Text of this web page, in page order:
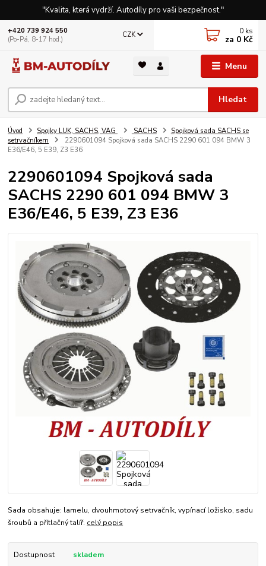
"Kvalita, která vydrží. Autodíly pro vaši bezpečnost."
Menu
CZK
Hledat
+420 739 924 550
(Po-Pá, 8-17 hod.)
0 ks
za 0 Kč
Úvod Spojky LUK, SACHS, VAG SACHS
Spojková sada SACHS se
setrvačníkem
2290601094 Spojková sada SACHS 2290 601 094 BMW 3
E36/E46, 5 E39, Z3 E36
2290601094 Spojková sada
SACHS 2290 601 094 BMW 3
E36/E46, 5 E39, Z3 E36
Sada obsahuje: lamelu, dvouhmotový setrvačník, vypínací ložisko, sadu
šroubů a přítlačný talíř. celý popis
Dostupnost
skladem